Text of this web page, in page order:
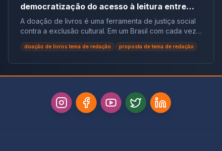
democratização do acesso à leitura entre
populações em situação de vulnerabilidade
social no Brasil | Tema de Redação
A doação de livros é uma ferramenta de justiça social
contra a exclusão cultural. Em um Brasil com cada vez
mais não leitores, ela democratiza o acesso ao
conhecimento e reduz desigualdades.
doação de livros tema de redação proposta de tema de redação